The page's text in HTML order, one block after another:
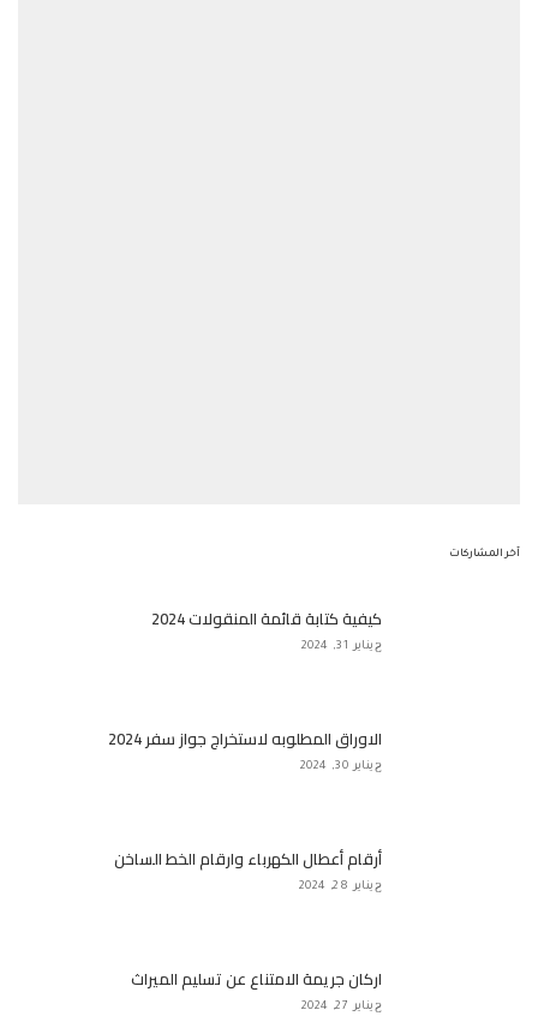
آخر المشاركات
كيفية كتابة قائمة المنقولات 2024
يناير 31, 2024
الاوراق المطلوبه لاستخراج جواز سفر 2024
يناير 30, 2024
أرقام أعطال الكهرباء وارقام الخط الساخن
يناير 28, 2024
اركان جريمة الامتناع عن تسليم الميراث
يناير 27, 2024